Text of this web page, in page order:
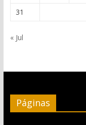
31
« Jul
Páginas